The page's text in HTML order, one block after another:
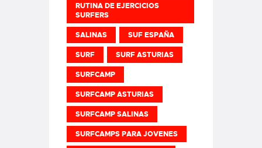
RUTINA DE EJERCICIOS
SURFERS
SALINAS SUF ESPAÑA
SURF SURF ASTURIAS
SURFCAMP
SURFCAMP ASTURIAS
SURFCAMP SALINAS
SURFCAMPS PARA JOVENES